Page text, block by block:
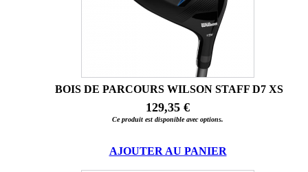
BOIS DE PARCOURS WILSON STAFF D7 XS
129,35 €
Ce produit est disponible avec options.
AJOUTER AU PANIER